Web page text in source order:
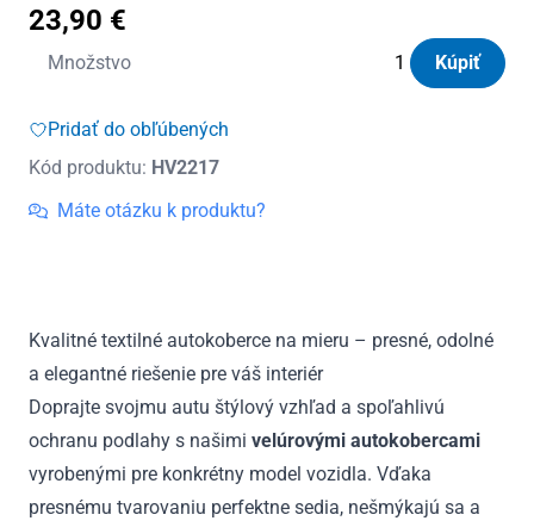
23,90 €
Množstvo
množstvo
textilné
VW
e-
Kúpiť
Pridať do obľúbených
Kód produktu: HV2217
Máte otázku k produktu?
Kvalitné textilné autokoberce na mieru – presné, odolné
a elegantné riešenie pre váš interiér
Doprajte svojmu autu štýlový vzhľad a spoľahlivú
ochranu podlahy s našimi velúrovými autokobercami
vyrobenými pre konkrétny model vozidla. Vďaka
presnému tvarovaniu perfektne sedia, nešmýkajú sa a